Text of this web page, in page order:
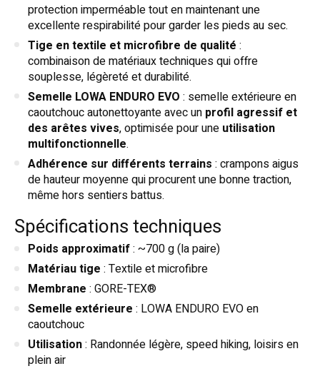
protection imperméable tout en maintenant une
excellente respirabilité pour garder les pieds au sec.
Tige en textile et microfibre de qualité :
combinaison de matériaux techniques qui offre
souplesse, légèreté et durabilité.
Semelle LOWA ENDURO EVO : semelle extérieure en
caoutchouc autonettoyante avec un profil agressif et
des arêtes vives, optimisée pour une utilisation
multifonctionnelle.
Adhérence sur différents terrains : crampons aigus
de hauteur moyenne qui procurent une bonne traction,
même hors sentiers battus.
Spécifications techniques
Poids approximatif: ~700 g (la paire)
Matériau tige : Textile et microfibre
Membrane : GORE-TEX®
Semelle extérieure : LOWA ENDURO EVO en
caoutchouc
Utilisation: Randonnée légère, speed hiking, loisirs en
plein air